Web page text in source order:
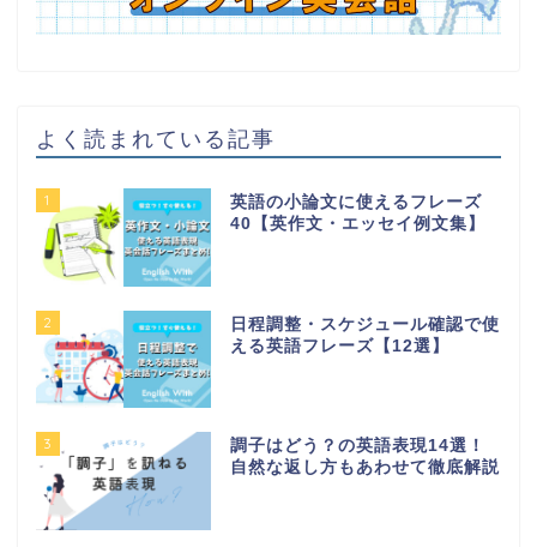
よく読まれている記事
1
英語の小論文に使えるフレーズ
40【英作文・エッセイ例文集】
2
日程調整・スケジュール確認で使
える英語フレーズ【12選】
3
調子はどう？の英語表現14選！
自然な返し方もあわせて徹底解説